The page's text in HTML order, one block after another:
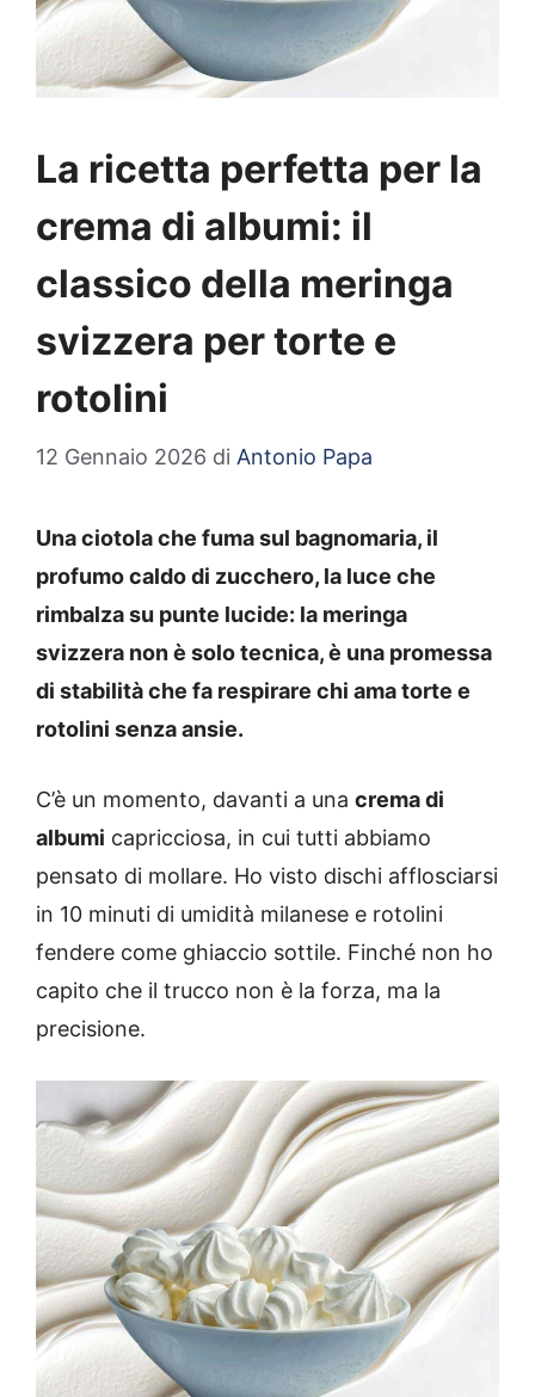
La ricetta perfetta per la
crema di albumi: il
classico della meringa
svizzera per torte e
rotolini
12 Gennaio 2026 di Antonio Papa
Una ciotola che fuma sul bagnomaria, il
profumo caldo di zucchero, la luce che
rimbalza su punte lucide: la meringa
svizzera non è solo tecnica, è una promessa
di stabilità che fa respirare chi ama torte e
rotolini senza ansie.
C’è un momento, davanti a una crema di
albumi capricciosa, in cui tutti abbiamo
pensato di mollare. Ho visto dischi afflosciarsi
in 10 minuti di umidità milanese e rotolini
fendere come ghiaccio sottile. Finché non ho
capito che il trucco non è la forza, ma la
precisione.